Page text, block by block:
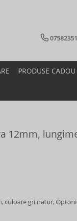
PRODUSE CADOU
12mm,
culoare gri natur,